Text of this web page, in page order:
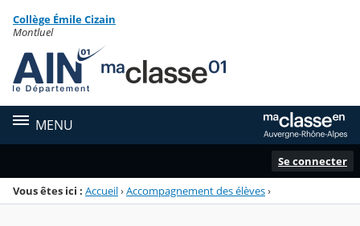
Menu de la rubrique
Contenu
Collège Émile Cizain
Montluel
MENU
Se connecter
Vous êtes ici : Accueil›Accompagnement des élèves›